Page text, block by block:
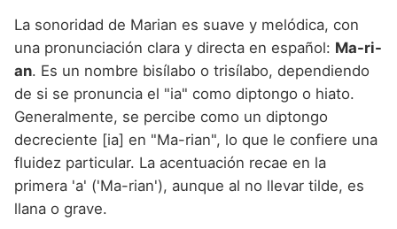
La sonoridad de Marian es suave y melódica, con
una pronunciación clara y directa en español: Ma-ri-
an. Es un nombre bisílabo o trisílabo, dependiendo
de si se pronuncia el "ia" como diptongo o hiato.
Generalmente, se percibe como un diptongo
decreciente [ia] en "Ma-rian", lo que le confiere una
fluidez particular. La acentuación recae en la
primera 'a' ('Ma-rian'), aunque al no llevar tilde, es
llana o grave.